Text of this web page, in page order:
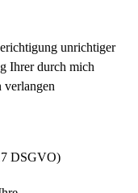
unrichtiger
Ihrer durch mich
verlangen
DSGVO)